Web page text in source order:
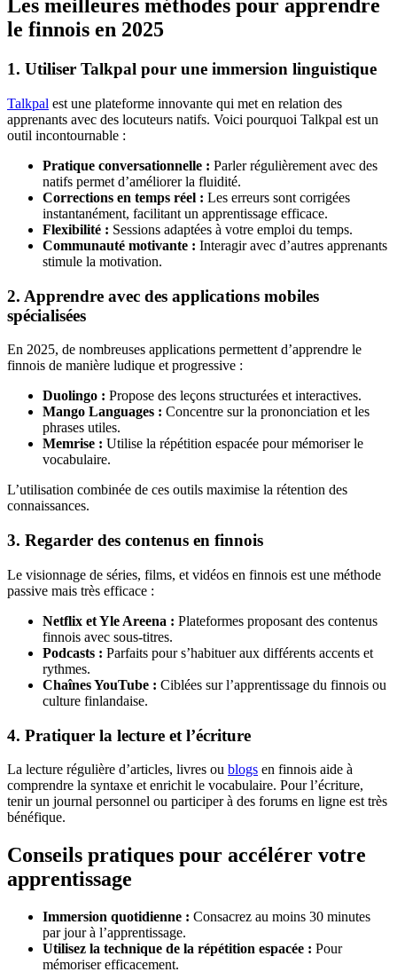
Les meilleures méthodes pour apprendre
le finnois en 2025
1. Utiliser Talkpal pour une immersion linguistique
Talkpal est une plateforme innovante qui met en relation des
apprenants avec des locuteurs natifs. Voici pourquoi Talkpal est un
outil incontournable :
Pratique conversationnelle : Parler régulièrement avec des
natifs permet d’améliorer la fluidité.
Corrections en temps réel : Les erreurs sont corrigées
instantanément, facilitant un apprentissage efficace.
Flexibilité : Sessions adaptées à votre emploi du temps.
Communauté motivante : Interagir avec d’autres apprenants
stimule la motivation.
2. Apprendre avec des applications mobiles
spécialisées
En 2025, de nombreuses applications permettent d’apprendre le
finnois de manière ludique et progressive :
Duolingo : Propose des leçons structurées et interactives.
Mango Languages : Concentre sur la prononciation et les
phrases utiles.
Memrise : Utilise la répétition espacée pour mémoriser le
vocabulaire.
L’utilisation combinée de ces outils maximise la rétention des
connaissances.
3. Regarder des contenus en finnois
Le visionnage de séries, films, et vidéos en finnois est une méthode
passive mais très efficace :
Netflix et Yle Areena : Plateformes proposant des contenus
finnois avec sous-titres.
Podcasts : Parfaits pour s’habituer aux différents accents et
rythmes.
Chaînes YouTube : Ciblées sur l’apprentissage du finnois ou
culture finlandaise.
4. Pratiquer la lecture et l’écriture
La lecture régulière d’articles, livres ou blogs en finnois aide à
comprendre la syntaxe et enrichit le vocabulaire. Pour l’écriture,
tenir un journal personnel ou participer à des forums en ligne est très
bénéfique.
Conseils pratiques pour accélérer votre
apprentissage
Immersion quotidienne : Consacrez au moins 30 minutes
par jour à l’apprentissage.
Utilisez la technique de la répétition espacée : Pour
mémoriser efficacement.